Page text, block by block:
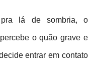
pra lá de sombria, o
o quão grave e
entrar em contato